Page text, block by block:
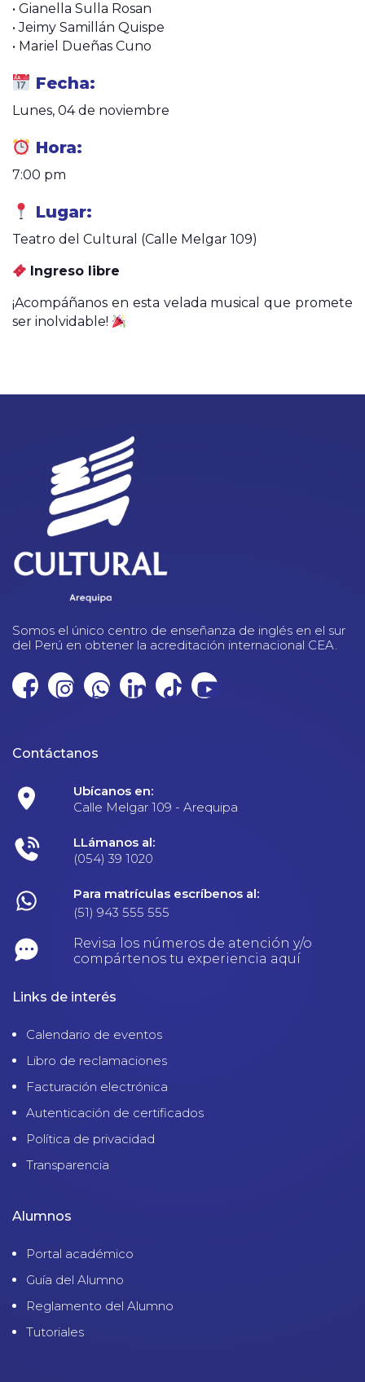
• Gianella Sulla Rosan
• Jeimy Samillán Quispe
• Mariel Dueñas Cuno
Fecha:
Lunes, 04 de noviembre
Hora:
7:00 pm
Lugar:
Teatro del Cultural (Calle Melgar 109)
Ingreso libre
¡Acompáñanos en esta velada musical que promete
ser inolvidable!
Somos el único centro de enseñanza de inglés en el sur
del Perú en obtener la acreditación internacional CEA.
Contáctanos
Ubícanos en:
Calle Melgar 109 - Arequipa
LLámanos al:
(054) 39 1020
Para matrículas escríbenos al:
(51) 943 555 555
Revisa los números de atención y/o
compártenos tu experiencia aquí
Links de interés
Calendario de eventos
Libro de reclamaciones
Facturación electrónica
Autenticación de certificados
Política de privacidad
Transparencia
Alumnos
Portal académico
Guía del Alumno
Reglamento del Alumno
Tutoriales